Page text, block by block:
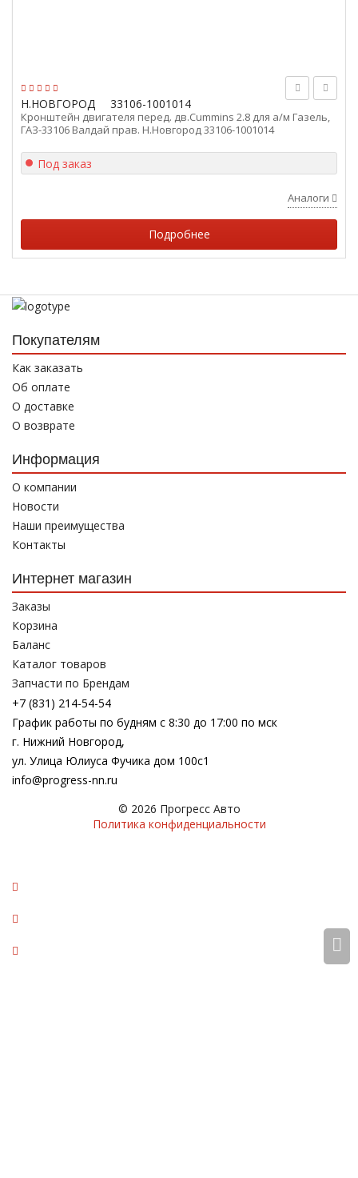
Н.НОВГОРОД 33106-1001014
Кронштейн двигателя перед. дв.Cummins 2.8 для а/м Газель,
ГАЗ-33106 Валдай прав. Н.Новгород 33106-1001014
Под заказ
Аналоги
Подробнее
Покупателям
Как заказать
Об оплате
О доставке
О возврате
Информация
О компании
Новости
Наши преимущества
Контакты
Интернет магазин
Заказы
Корзина
Баланс
Каталог товаров
Запчасти по Брендам
+7 (831) 214-54-54
График работы по будням с 8:30 до 17:00 по мск
г. Нижний Новгород,
ул. Улица Юлиуса Фучика дом 100с1
info@progress-nn.ru
© 2026 Прогресс Авто
Политика конфиденциальности